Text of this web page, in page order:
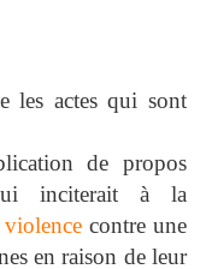
les actes qui sont
de propos
inciterait à la
violencecontre une
en raison de leur